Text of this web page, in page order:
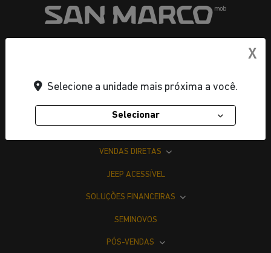
OFERTAS
VENDAS DIRETAS
JEEP ACESSÍVEL
SOLUÇÕES FINANCEIRAS
SEMINOVOS
PÓS-VENDAS
X
Selecione a unidade mais próxima a você.
Selecionar